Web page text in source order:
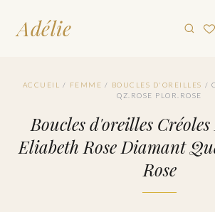
Adélie
ACCUEIL / FEMME / BOUCLES D'OREILLES /
QZ.ROSE PLOR.ROSE
Boucles d'oreilles
Eliabeth Rose Diamant
Rose